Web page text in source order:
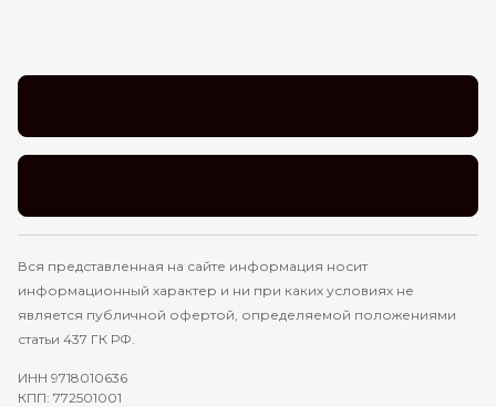
Вся представленная на сайте информация носит
информационный характер и ни при каких условиях не
является публичной офертой, определяемой положениями
статьи 437 ГК РФ.
ИНН 9718010636
КПП: 772501001